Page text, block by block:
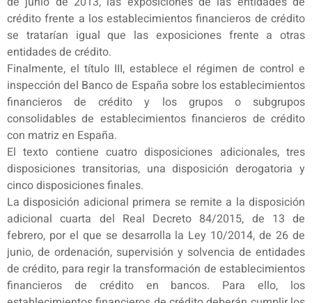
crédito frente a los establecimientos financieros de crédito
se tratarían igual que las exposiciones frente a otras
entidades de crédito.
Finalmente, el título III, establece el régimen de control e
inspección del Banco de España sobre los establecimientos
financieros de crédito y los grupos o subgrupos
consolidables de establecimientos financieros de crédito
con matriz en España.
El texto contiene cuatro disposiciones adicionales, tres
disposiciones transitorias, una disposición derogatoria y
cinco disposiciones finales.
La disposición adicional primera se remite a la disposición
adicional cuarta del Real Decreto 84/2015, de 13 de
febrero, por el que se desarrolla la Ley 10/2014, de 26 de
junio, de ordenación, supervisión y solvencia de entidades
de crédito, para regir la transformación de establecimientos
financieros de crédito en bancos. Para ello, los